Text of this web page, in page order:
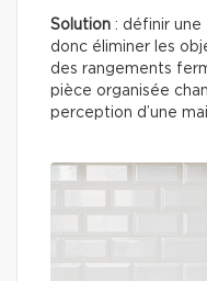
Solution : définir
donc éliminer les
des rangements
pièce organisée
perception d’une